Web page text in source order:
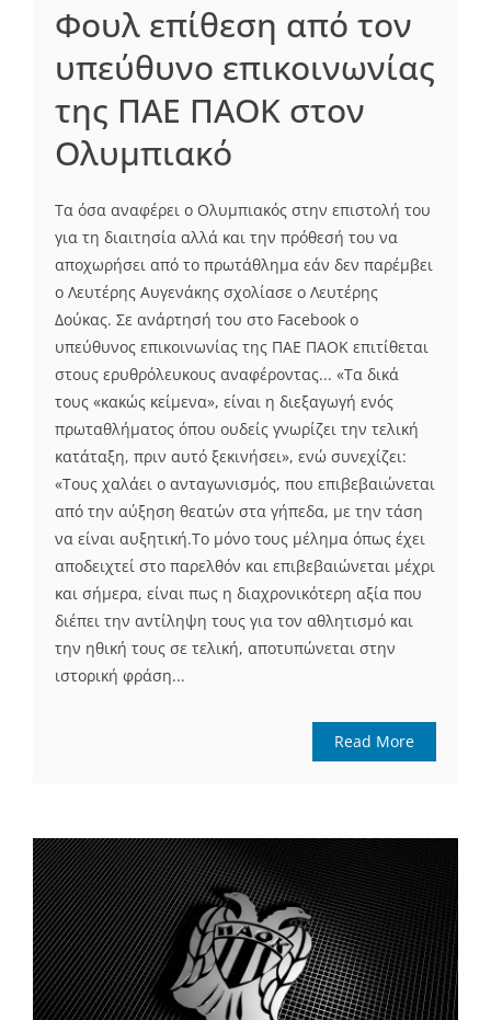
Φουλ επίθεση από τον
υπεύθυνο επικοινωνίας
της ΠΑΕ ΠΑΟΚ στον
Ολυμπιακό
Τα όσα αναφέρει ο Ολυμπιακός στην επιστολή του
για τη διαιτησία αλλά και την πρόθεσή του να
αποχωρήσει από το πρωτάθλημα εάν δεν παρέμβει
ο Λευτέρης Αυγενάκης σχολίασε ο Λευτέρης
Δούκας. Σε ανάρτησή του στο Facebook ο
υπεύθυνος επικοινωνίας της ΠΑΕ ΠΑΟΚ επιτίθεται
στους ερυθρόλευκους αναφέροντας... «Τα δικά
τους «κακώς κείμενα», είναι η διεξαγωγή ενός
πρωταθλήματος όπου ουδείς γνωρίζει την τελική
κατάταξη, πριν αυτό ξεκινήσει», ενώ συνεχίζει:
«Τους χαλάει ο ανταγωνισμός, που επιβεβαιώνεται
από την αύξηση θεατών στα γήπεδα, με την τάση
να είναι αυξητική.Το μόνο τους μέλημα όπως έχει
αποδειχτεί στο παρελθόν και επιβεβαιώνεται μέχρι
και σήμερα, είναι πως η διαχρονικότερη αξία που
διέπει την αντίληψη τους για τον αθλητισμό και
την ηθική τους σε τελική, αποτυπώνεται στην
ιστορική φράση...
Read More